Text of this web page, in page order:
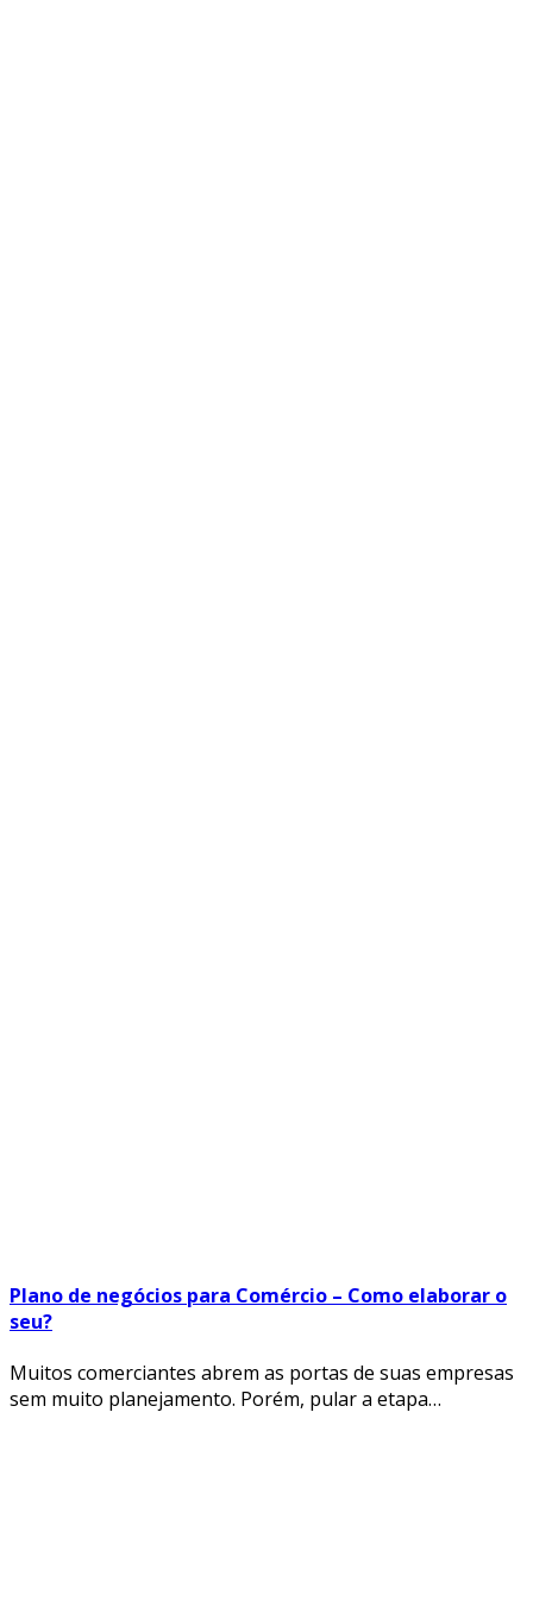
Plano de negócios para Comércio – Como elaborar o
seu?
Muitos comerciantes abrem as portas de suas empresas
sem muito planejamento. Porém, pular a etapa…